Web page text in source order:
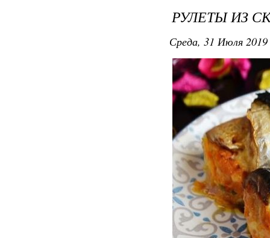
РУЛЕТЫ ИЗ
Среда, 31 Июля